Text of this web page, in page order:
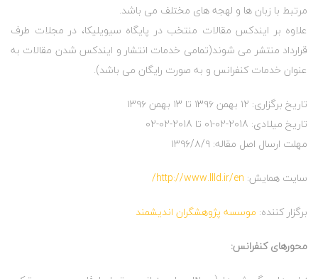
مرتبط با زبان ها و لهجه های مختلف می باشد.
علاوه بر ایندکس مقالات منتخب در پایگاه سیویلیکا، در مجلات طرف
قرارداد منتشر می شوند(تمامی خدمات انتشار و ایندکس شدن مقالات به
عنوان خدمات کنفرانس و به صورت رایگان می باشد).
تاریخ برگزاری: ۱۲ بهمن ۱۳۹۶ تا ۱۳ بهمن ۱۳۹۶
تاریخ میلادی: 2018-02-01 تا 2018-02-02
مهلت ارسال اصل مقاله: ۱۳۹۶/۸/۹
سایت همایش: http://www.llld.ir/en/
برگزار کننده: موسسه پژوهشگران اندیشمند
محورهای کنفرانس: